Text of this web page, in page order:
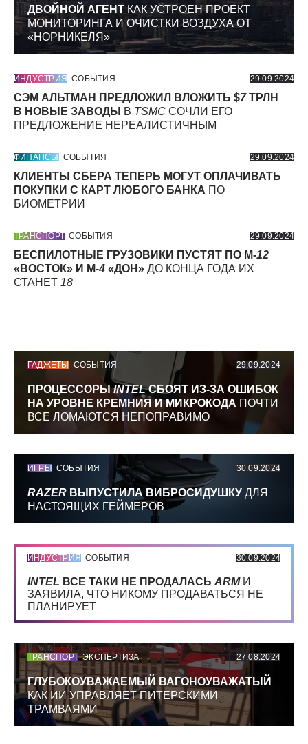
ДВОЙНОЙ АГЕНТКАК УСТРОЕН ПРОЕКТ
МОНИТОРИНГА И ОЧИСТКИ ВОЗДУХА ОТ
«НОРНИКЕЛЯ»
ИНДУСТРИЯ СОБЫТИЯ 29.09.2024
СЭМ АЛЬТМАН ПРЕДЛОЖИЛ ВЛОЖИТЬ $7ТРЛН
В НОВЫЕ ЗАВОДЫ
В TSMC СОЧЛИ ЕГО
ПРЕДЛОЖЕНИЕ НЕРЕАЛИСТИЧНЫМ
ФИНАНСЫ СОБЫТИЯ 29.09.2024
КЛИЕНТЫ СБЕРА ТЕПЕРЬ МОГУТ ОПЛАЧИВАТЬ
ПОКУПКИ С КАРТ ЛЮБОГО БАНКА ПО
БИОМЕТРИИ
ТРАНСПОРТ СОБЫТИЯ 29.09.2024
БЕСПИЛОТНЫЕ ГРУЗОВИКИ ПУСТЯТ ПО М-12
«ВОСТОК» И М-4 «ДОН» ДО КОНЦА ГОДА ИХ
СТАНЕТ 18
ГАДЖЕТЫ СОБЫТИЯ 29.09.2024
ПРОЦЕССОРЫINTELСБОЯТ ИЗ-ЗА ОШИБОК
НА УРОВНЕ КРЕМНИЯ И МИКРОКОДА ПОЧТИ
ВСЕ ЛОМАЮТСЯ НЕПОПРАВИМО
ИГРЫ СОБЫТИЯ 30.09.2024
RAZER ВЫПУСТИЛА ВИБРОСИДУШКУ ДЛЯ
НАСТОЯЩИХ ГЕЙМЕРОВ
ИНДУСТРИЯ СОБЫТИЯ 30.09.2024
INTEL ВСЕ ТАКИ НЕ ПРОДАЛАСЬ ARMИ
ЗАЯВИЛА, ЧТО НИКОМУ ПРОДАВАТЬСЯ НЕ
ПЛАНИРУЕТ
ТРАНСПОРТ ЭКСПЕРТИЗА 27.08.2024
ГЛУБОКОУВАЖАЕМЫЙ ВАГОНОУВАЖАТЫЙ
КАК ИИ УПРАВЛЯЕТ ПИТЕРСКИМИ
ТРАМВАЯМИ